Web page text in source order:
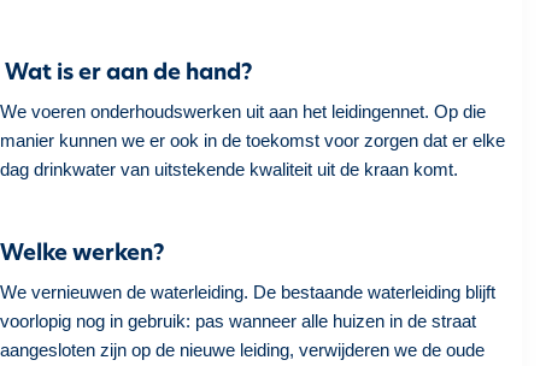
a
a
n
Wat is er aan de hand?
We voeren onderhoudswerken uit aan het leidingennet. Op die
manier kunnen we er ook in de toekomst voor zorgen dat er elke
dag drinkwater van uitstekende kwaliteit uit de kraan komt.
Welke werken?
We vernieuwen de waterleiding. De bestaande waterleiding blijft
voorlopig nog in gebruik: pas wanneer alle huizen in de straat
aangesloten zijn op de nieuwe leiding, verwijderen we de oude